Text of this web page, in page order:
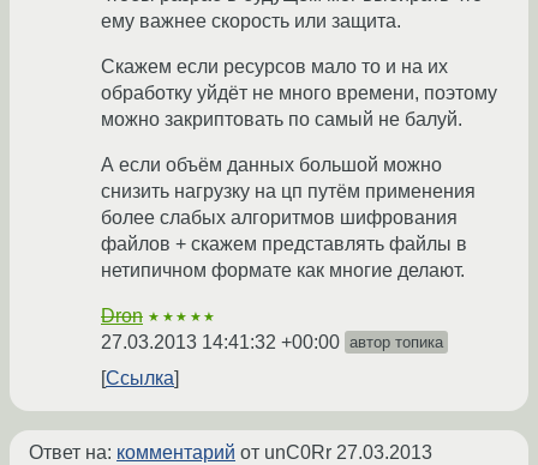
ему важнее скорость или защита.
Скажем если ресурсов мало то и на их
обработку уйдёт не много времени, поэтому
можно закриптовать по самый не балуй.
А если объём данных большой можно
снизить нагрузку на цп путём применения
более слабых алгоритмов шифрования
файлов + скажем представлять файлы в
нетипичном формате как многие делают.
Dron ★★★★★
27.03.2013 14:41:32 +00:00 автор топика
Ссылка
Ответ на: комментарий от unC0Rr 27.03.2013